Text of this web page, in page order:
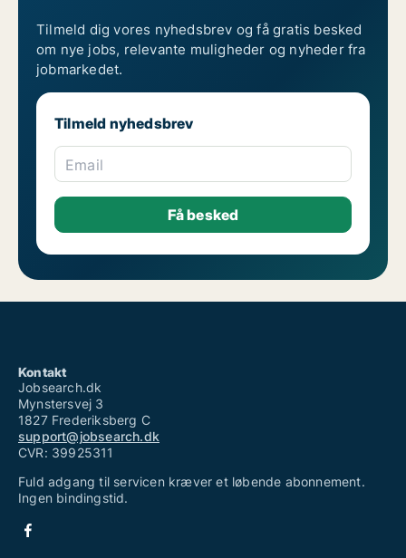
Tilmeld dig vores nyhedsbrev og få gratis besked
om nye jobs, relevante muligheder og nyheder fra
jobmarkedet.
Tilmeld nyhedsbrev
Email
Kontakt
Jobsearch.dk
Mynstersvej 3
1827 Frederiksberg C
support@jobsearch.dk
CVR: 39925311
Fuld adgang til servicen kræver et løbende abonnement.
Ingen bindingstid.